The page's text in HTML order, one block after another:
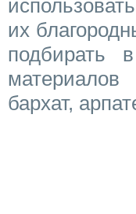
их
подбирать
бархат,